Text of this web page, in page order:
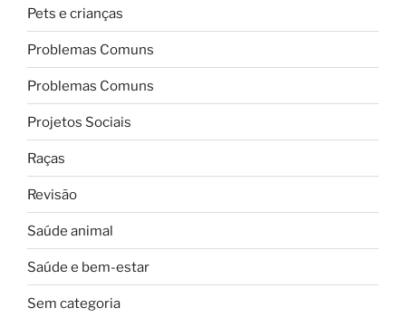
Pets e crianças
Problemas Comuns
Problemas Comuns
Projetos Sociais
Raças
Revisão
Saúde animal
Saúde e bem-estar
Sem categoria